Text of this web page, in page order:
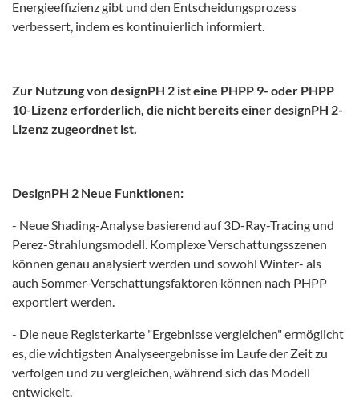
Energieeffizienz gibt und den Entscheidungsprozess
verbessert, indem es kontinuierlich informiert.
Zur Nutzung von designPH 2 ist eine PHPP 9- oder PHPP
10-Lizenz erforderlich, die nicht bereits einer designPH 2-
Lizenz zugeordnet ist.
DesignPH 2 Neue Funktionen:
- Neue Shading-Analyse basierend auf 3D-Ray-Tracing und
Perez-Strahlungsmodell. Komplexe Verschattungsszenen
können genau analysiert werden und sowohl Winter- als
auch Sommer-Verschattungsfaktoren können nach PHPP
exportiert werden.
- Die neue Registerkarte "Ergebnisse vergleichen" ermöglicht
es, die wichtigsten Analyseergebnisse im Laufe der Zeit zu
verfolgen und zu vergleichen, während sich das Modell
entwickelt.